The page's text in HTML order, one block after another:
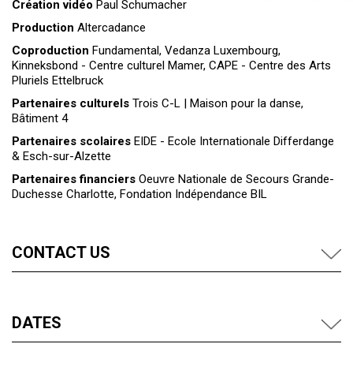
Création vidéo Paul Schumacher
Production Altercadance
Coproduction Fundamental, Vedanza Luxembourg,
Kinneksbond - Centre culturel Mamer, CAPE - Centre des Arts
Pluriels Ettelbruck
Partenaires culturels Trois C-L | Maison pour la danse,
Bâtiment 4
Partenaires scolaires EIDE - Ecole Internationale Differdange
& Esch-sur-Alzette
Partenaires financiers Oeuvre Nationale de Secours Grande-
Duchesse Charlotte, Fondation Indépendance BIL
CONTACT US
DATES